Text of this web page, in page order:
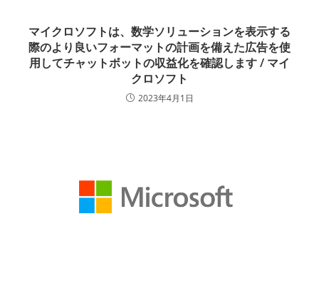
マイクロソフトは、数学ソリューションを表示する
際のより良いフォーマットの計画を備えた広告を使
用してチャットボットの収益化を確認します / マイ
クロソフト
2023年4月1日